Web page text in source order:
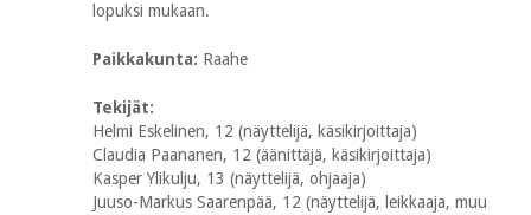
lopuksi mukaan.
Paikkakunta: Raahe
Tekijät:
Helmi Eskelinen, 12 (näyttelijä, käsikirjoittaja)
Claudia Paananen, 12 (äänittäjä, käsikirjoittaja)
Kasper Ylikulju, 13 (näyttelijä, ohjaaja)
Juuso-Markus Saarenpää, 12 (näyttelijä, leikkaaja, muu